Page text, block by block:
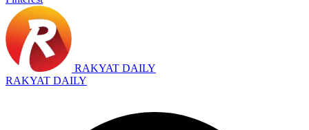
RAKYAT DAILY
RAKYAT DAILY